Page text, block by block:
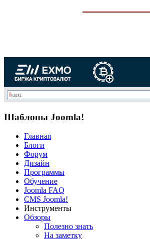
Шаблоны Joomla!
Главная
Блоги
Форум
Дизайн
Программы
Обучение
Joomla FAQ
CMS Joomla!
Инструменты
Обзоры
Полезно знать
На заметку